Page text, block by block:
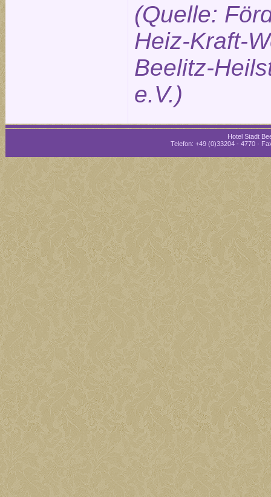
(Quelle:
Heiz-Kraft-
Beelitz-
e.V.)
Hotel Stadt
Telefon: +49 (0)33204 - 4770 ·